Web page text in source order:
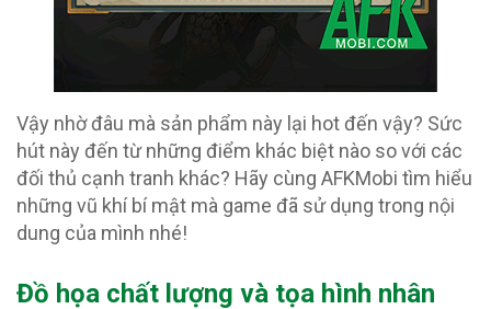
Vậy nhờ đâu mà sản phẩm này lại hot đến vậy? Sức
hút này đến từ những điểm khác biệt nào so với các
đối thủ cạnh tranh khác? Hãy cùng AFKMobi tìm hiểu
những vũ khí bí mật mà game đã sử dụng trong nội
dung của mình nhé!
Đồ họa chất lượng và tọa hình nhân